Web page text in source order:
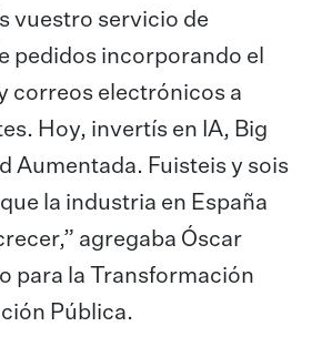
vuestro servicio de
pedidos incorporando el
correos electrónicos a
Hoy, invertís en IA, Big
Aumentada. Fuisteis y sois
la industria en España
agregaba Óscar
para la Transformación
Pública.